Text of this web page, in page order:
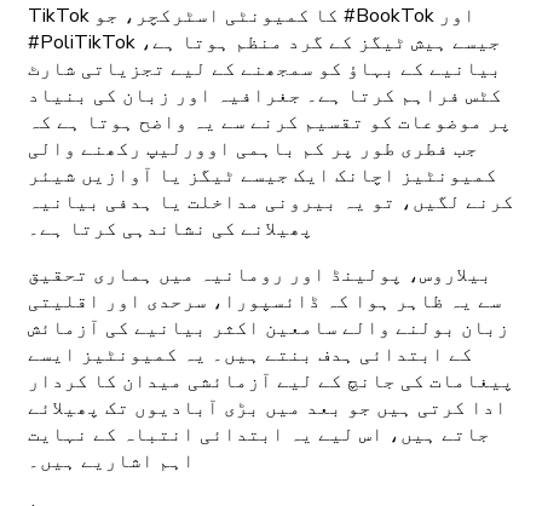
TikTok کا کمیونٹی اسٹرکچر، جو #BookTok اور
#PoliTikTok جیسے ہیش ٹیگز کے گرد منظم ہوتا ہے،
بیانیے کے بہاؤ کو سمجھنے کے لیے تجزیاتی شارٹ
کٹس فراہم کرتا ہے۔ جغرافیہ اور زبان کی بنیاد
پر موضوعات کو تقسیم کرنے سے یہ واضح ہوتا ہے کہ
جب فطری طور پر کم باہمی اوورلیپ رکھنے والی
کمیونٹیز اچانک ایک جیسے ٹیگز یا آوازیں شیئر
کرنے لگیں، تو یہ بیرونی مداخلت یا ہدفی بیانیہ
پھیلانے کی نشاندہی کرتا ہے۔
بیلاروس، پولینڈ اور رومانیہ میں ہماری تحقیق
سے یہ ظاہر ہوا کہ ڈائسپورا، سرحدی اور اقلیتی
زبان بولنے والے سامعین اکثر بیانیے کی آزمائش
کے ابتدائی ہدف بنتے ہیں۔ یہ کمیونٹیز ایسے
پیغامات کی جانچ کے لیے آزمائشی میدان کا کردار
ادا کرتی ہیں جو بعد میں بڑی آبادیوں تک پھیلائے
جاتے ہیں، اس لیے یہ ابتدائی انتباہ کے نہایت
اہم اشاریے ہیں۔